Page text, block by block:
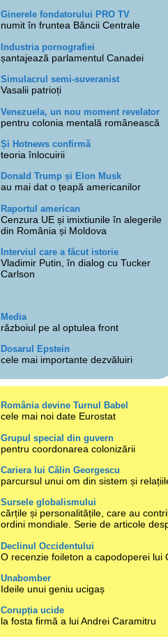
Ginerele fondatorului PRO TV
numit în fruntea Băncii Centrale
Industria pornografiei
șantajează parlamentul Canadei
Simulacrul semi-suveranist
Vasalii patrioți
Venezuela, un nou moment revelator
pentru colonia mentală românească
Și Hotnews confirmă
teoria înlocuirii
Donald Trump și Elon Musk
au mai dat o țeapă americanilor
Raportul american
Cenzura UE și imixtiunile în alegerile
din România și Moldova
Interviul care a făcut istorie
Vladimir Putin, în dialog cu Tucker
Carlson
Media
războiul pe al optulea front
Dosarul Epstein
cele mai importante dezvăluiri
România devine Turnul Babel
cele mai noi date Eurostat
Grupul special din guvern
pentru coordonarea colonizării
Cariera lui Călin Georgescu
parcursul unui om din sistem și
Sursele globalismului
cărțile și personalitățile, care au
ordini mondiale. Serie de articole
Declinul Occidentului
O recenzie foileton a capodoperei lui
Unabomber
Ideile unui geniu ucigaș
Corupția ucide
la fosta firmă a lui Andrei Caramitru